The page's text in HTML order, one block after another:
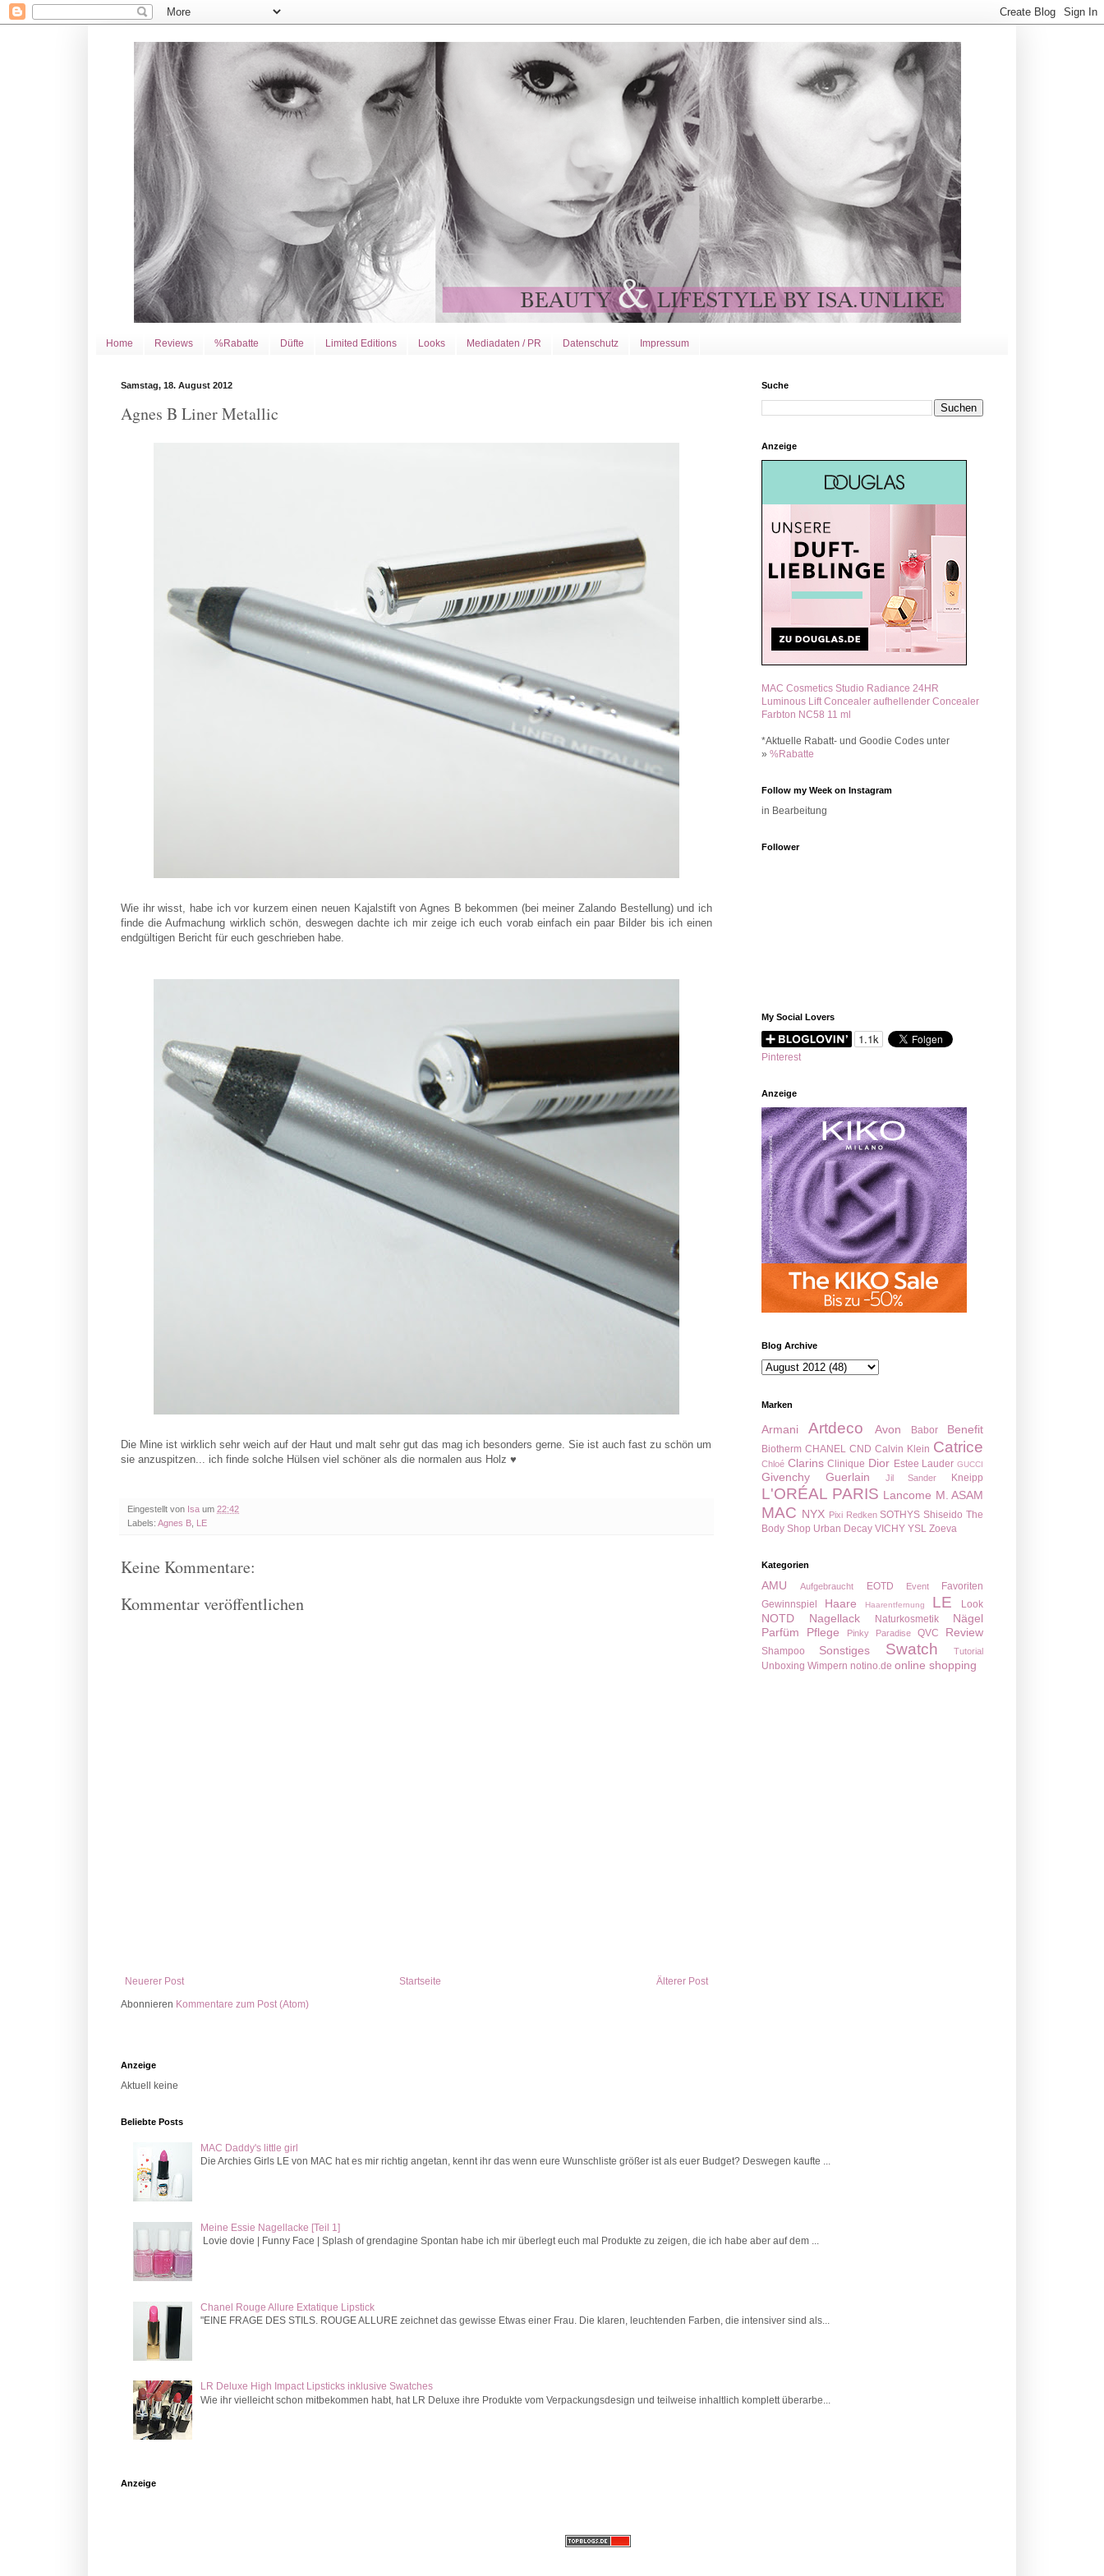
Home Reviews %Rabatte Düfte Limited Editions Looks Mediadaten / PR Datenschutz Impressum
Samstag, 18. August 2012
Agnes B Liner Metallic
Wie ihr wisst, habe ich vor kurzem einen neuen Kajalstift von Agnes B bekommen (bei meiner Zalando Bestellung) und ich
finde die Aufmachung wirklich schön, deswegen dachte ich mir zeige ich euch vorab einfach ein paar Bilder bis ich einen
endgültigen Bericht für euch geschrieben habe.
Die Mine ist wirklich sehr weich auf der Haut und malt sehr gut das mag ich besonders gerne. Sie ist auch fast zu schön um
sie anzuspitzen... ich finde solche Hülsen viel schöner als die normalen aus Holz ♥
Eingestellt von Isa um 22:42
Labels: Agnes B LE
Keine Kommentare:
Kommentar veröffentlichen
Neuerer Post Älterer Post
Startseite
Abonnieren Kommentare zum Post (Atom)
Suche
Anzeige
MAC Cosmetics Studio Radiance 24HR
Luminous Lift Concealer aufhellender Concealer
Farbton NC58 11 ml
*Aktuelle Rabatt- und Goodie Codes unter
» %Rabatte
Follow my Week on Instagram
in Bearbeitung
Follower
My Social Lovers
Pinterest
Anzeige
Blog Archive
Marken
Armani Artdeco Avon Babor Benefit
Biotherm CHANEL CND Calvin Klein Catrice
Chloé Clarins Clinique Dior Estee Lauder GUCCI
Givenchy Guerlain Jil Sander Kneipp
L'ORÉAL PARIS Lancome M. ASAM
MAC NYX Pixi Redken SOTHYS Shiseido The
Body Shop Urban Decay VICHY YSL Zoeva
Kategorien
AMU Aufgebraucht EOTD Event
Favoriten
Gewinnspiel
Haare Haarentfernung LE Look
NOTD Nagellack Naturkosmetik
Nägel
Parfüm
Pflege Pinky Paradise QVC Review
Shampoo Sonstiges Swatch Tutorial
Unboxing Wimpern notino.de online shopping
Anzeige
Aktuell keine
Beliebte Posts
MAC Daddy's little girl
Die Archies Girls LE von MAC hat es mir richtig angetan, kennt ihr das wenn eure Wunschliste größer ist als euer Budget? Deswegen kaufte ...
Meine Essie Nagellacke [Teil 1]
Lovie dovie | Funny Face | Splash of grendagine Spontan habe ich mir überlegt euch mal Produkte zu zeigen, die ich habe aber auf dem ...
Chanel Rouge Allure Extatique Lipstick
"EINE FRAGE DES STILS. ROUGE ALLURE zeichnet das gewisse Etwas einer Frau. Die klaren, leuchtenden Farben, die intensiver sind als...
LR Deluxe High Impact Lipsticks inklusive Swatches
Wie ihr vielleicht schon mitbekommen habt, hat LR Deluxe ihre Produkte vom Verpackungsdesign und teilweise inhaltlich komplett überarbe...
Anzeige